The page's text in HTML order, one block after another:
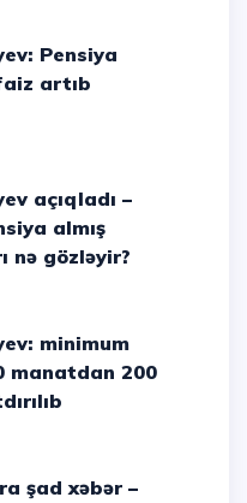
artıb
almış
nə gözləyir?
manatdan 200